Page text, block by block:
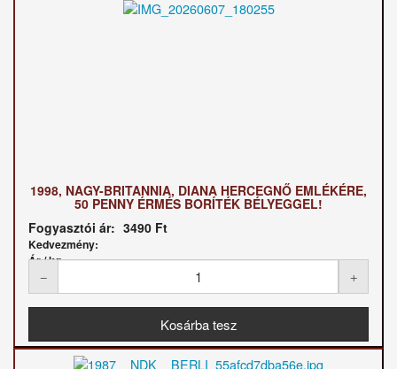
1998, NAGY-BRITANNIA, DIANA HERCEGNŐ EMLÉKÉRE,
50 PENNY ÉRMÉS BORÍTÉK BÉLYEGGEL!
Fogyasztói ár: 3490 Ft
Kedvezmény:
Ár / kg: